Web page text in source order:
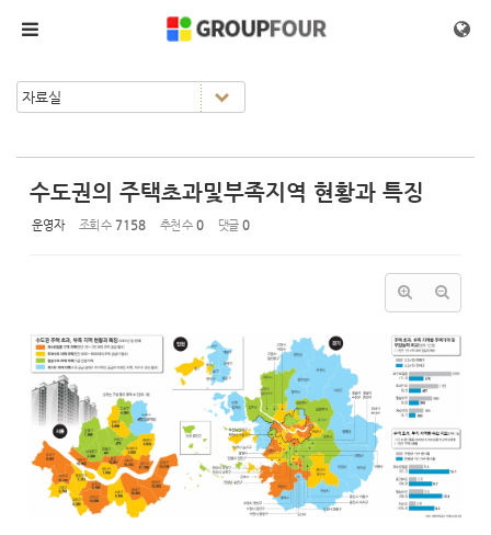
수도권의 주택초과및부족지역 현황과 특징
운영자 조회 수 7158 추천 수 0 댓글 0